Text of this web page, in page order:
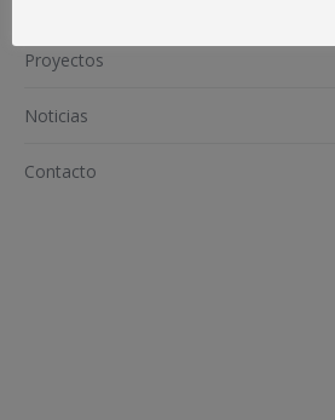
Proyectos
Noticias
Contacto